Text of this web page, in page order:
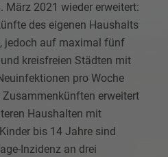
März 2021 wieder erweitert:
des eigenen Haushalts
jedoch auf maximal fünf
kreisfreien Städten mit
pro Woche
erweitert
Haushalten mit
bis 14 Jahre sind
Inzidenz an drei